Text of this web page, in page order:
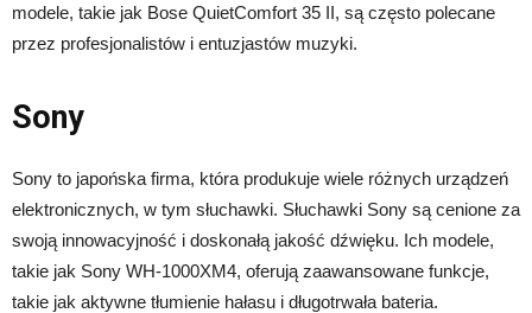
modele, takie jak Bose QuietComfort 35 II, są często polecane
przez profesjonalistów i entuzjastów muzyki.
Sony
Sony to japońska firma, która produkuje wiele różnych urządzeń
elektronicznych, w tym słuchawki. Słuchawki Sony są cenione za
swoją innowacyjność i doskonałą jakość dźwięku. Ich modele,
takie jak Sony WH-1000XM4, oferują zaawansowane funkcje,
takie jak aktywne tłumienie hałasu i długotrwała bateria.